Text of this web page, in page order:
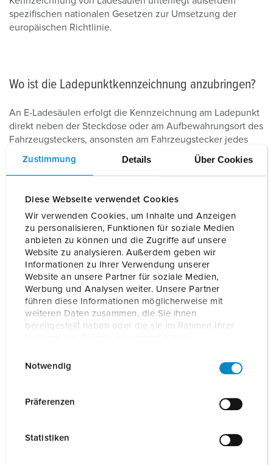
Zustimmung Details Über Cookies
Diese Webseite verwendet Cookies
Wir verwenden Cookies, um Inhalte und Anzeigen
zu personalisieren, Funktionen für soziale Medien
anbieten zu können und die Zugriffe auf unsere
Website zu analysieren. Außerdem geben wir
Informationen zu Ihrer Verwendung unserer
Website an unsere Partner für soziale Medien,
Werbung und Analysen weiter. Unsere Partner
führen diese Informationen möglicherweise mit
weiteren Daten zusammen, die Sie ihnen
bereitgestellt haben oder die sie im Rahmen Ihrer
Notwendig
Präferenzen
Statistiken
spezifischen nationalen Gesetzen zur Umsetzung der
europäischen Richtlinie.
Wo ist die Ladepunktkennzeichnung anzubringen?
An E-Ladesäulen erfolgt die Kennzeichnung am Ladepunkt
direkt neben der Steckdose oder am Aufbewahrungsort des
Fahrzeugsteckers, ansonsten am Fahrzeugstecker jedes
Kabelverbunds bzw. an einer Fahne, die an jedem Kabel in
unmittelbarer Nähe des Fahrzeugsteckers angebracht ist,
entsprechend des Spannungsbereichs angebracht werden.
Was zeigen die Kennzeichnungen?
Die europäische Ladepunktkennzeichnungs-Verordnung